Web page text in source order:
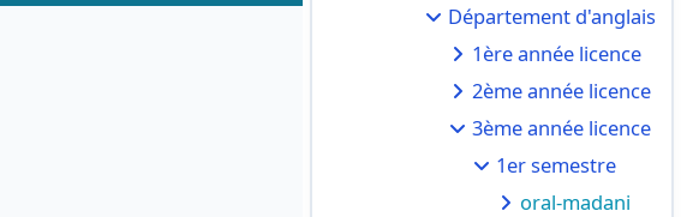
Département d'anglais
1ère année licence
2ème année licence
3ème année licence
1er semestre
oral-madani